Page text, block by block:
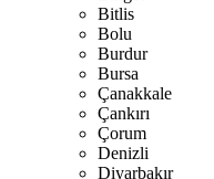
Bitlis
Bolu
Burdur
Bursa
Çanakkale
Çankırı
Çorum
Denizli
Diyarbakır